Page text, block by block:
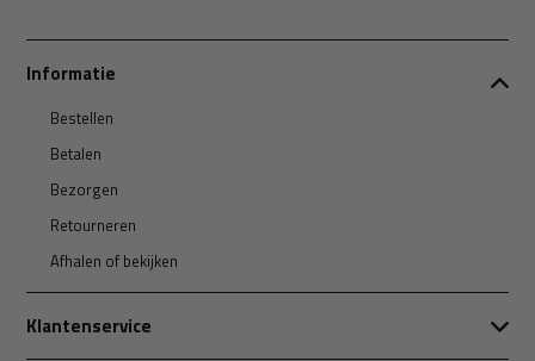
Informatie
Bestellen
Betalen
Bezorgen
Retourneren
Afhalen of bekijken
Klantenservice